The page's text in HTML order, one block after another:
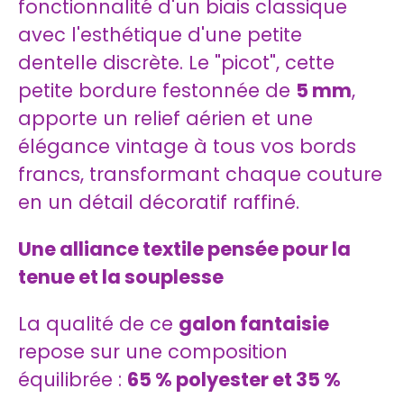
fonctionnalité d'un biais classique
avec l'esthétique d'une petite
dentelle discrète. Le "picot", cette
petite bordure festonnée de 5 mm,
apporte un relief aérien et une
élégance vintage à tous vos bords
francs, transformant chaque couture
en un détail décoratif raffiné.
Une alliance textile pensée pour la
tenue et la souplesse
La qualité de ce galon fantaisie
repose sur une composition
équilibrée : 65 % polyester et 35 %